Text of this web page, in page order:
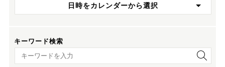
日時をカレンダーから選択
キーワード検索
キーワード検索